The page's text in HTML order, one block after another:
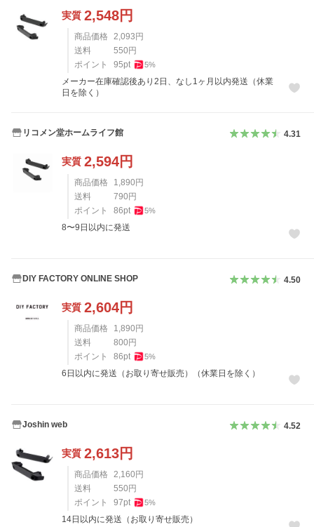
実質 2,548円
商品価格 2,093円
送料
550円
ポイント
95pt 5%
メーカー在庫確認後あり2日、なし1ヶ月以内発送（休業
日を除く）
リコメン堂ホームライフ館 4.31
実質 2,594円
商品価格 1,890円
送料
790円
ポイント
86pt 5%
8〜9日以内に発送
DIY FACTORY ONLINE SHOP 4.50
実質 2,604円
商品価格 1,890円
送料
800円
ポイント
86pt 5%
6日以内に発送（お取り寄せ販売）（休業日を除く）
Joshin web 4.52
実質 2,613円
商品価格 2,160円
送料
550円
ポイント
97pt 5%
14日以内に発送（お取り寄せ販売）